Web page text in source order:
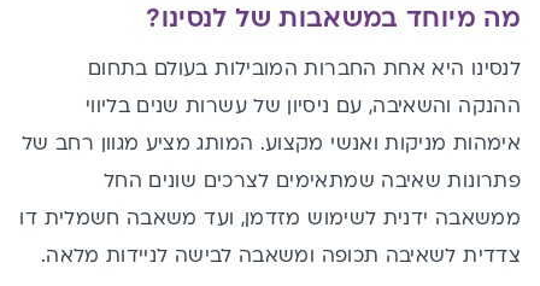
מה מיוחד במשאבות של לנסינו?
לנסינו היא אחת החברות המובילות בעולם בתחום
ההנקה והשאיבה, עם ניסיון של עשרות שנים בליווי
אימהות מניקות ואנשי מקצוע. המותג מציע מגוון רחב של
פתרונות שאיבה שמתאימים לצרכים שונים החל
ממשאבה ידנית לשימוש מזדמן, ועד משאבה חשמלית דו
צדדית לשאיבה תכופה ומשאבה לבישה לניידות מלאה.